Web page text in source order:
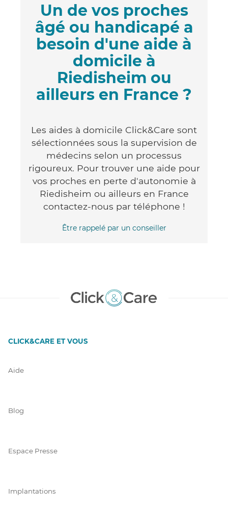
Un de vos proches
âgé ou handicapé a
besoin d'une aide à
domicile à
Riedisheim ou
ailleurs en France ?
Les aides à domicile Click&Care sont
sélectionnées sous la supervision de
médecins selon un processus
rigoureux. Pour trouver une aide pour
vos proches en perte d'autonomie à
Riedisheim ou ailleurs en France
contactez-nous par téléphone !
Être rappelé par un conseiller
CLICK&CARE ET VOUS
Aide
Blog
Espace Presse
Implantations